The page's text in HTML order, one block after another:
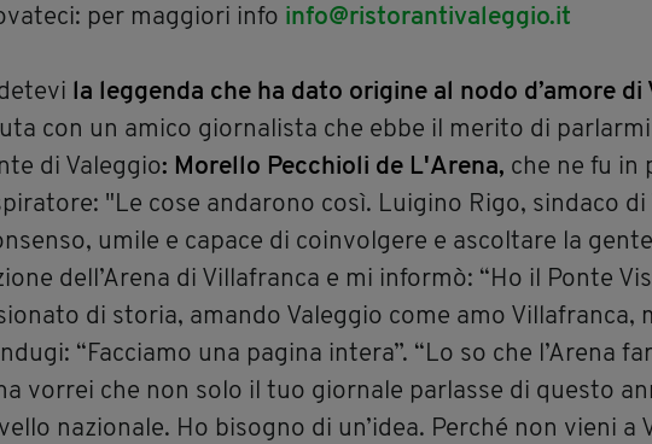
per maggiori info info@ristorantivaleggio.it
la leggenda che ha dato origine al nodo d’amore di
con un amico giornalista che ebbe il merito di
di Valeggio: Morello Pecchioli de L'Arena, che ne fu in
"Le cose andarono così. Luigino Rigo, sindaco di
umile e capace di coinvolgere e ascoltare la
dell’Arena di Villafranca e mi informò: “Ho il Ponte
di storia, amando Valeggio come amo Villafranca,
“Facciamo una pagina intera”. “Lo so che l’Arena
vorrei che non solo il tuo giornale parlasse di questo
nazionale. Ho bisogno di un’idea. Perché non vieni a